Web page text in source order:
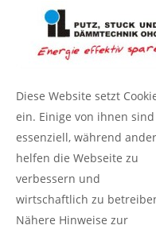
Anschrift
IL Putz, Stuck und
Friedrich-Wilhelm-
42655 Solingen
Diese Website setzt
ein. Einige von ihnen sind
essenziell, während
helfen die Webseite zu
verbessern und
wirtschaftlich zu
Nähere Hinweise zur